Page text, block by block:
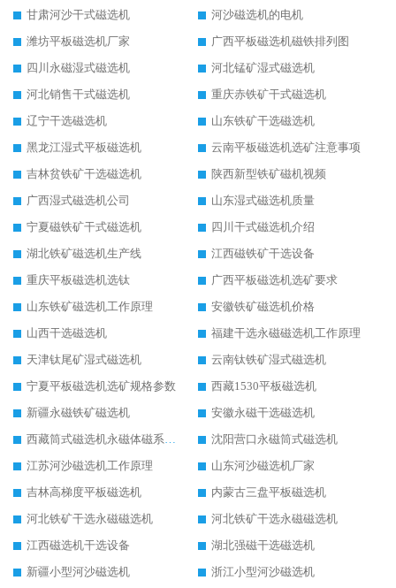
甘肃河沙干式磁选机
河沙磁选机的电机
潍坊平板磁选机厂家
广西平板磁选机磁铁排列图
四川永磁湿式磁选机
河北锰矿湿式磁选机
河北销售干式磁选机
重庆赤铁矿干式磁选机
辽宁干选磁选机
山东铁矿干选磁选机
黑龙江湿式平板磁选机
云南平板磁选机选矿注意事项
吉林贫铁矿干选磁选机
陕西新型铁矿磁机视频
广西湿式磁选机公司
山东湿式磁选机质量
宁夏磁铁矿干式磁选机
四川干式磁选机介绍
湖北铁矿磁选机生产线
江西磁铁矿干选设备
重庆平板磁选机选钛
广西平板磁选机选矿要求
山东铁矿磁选机工作原理
安徽铁矿磁选机价格
山西干选磁选机
福建干选永磁磁选机工作原理
天津钛尾矿湿式磁选机
云南钛铁矿湿式磁选机
宁夏平板磁选机选矿规格参数
西藏1530平板磁选机
新疆永磁铁矿磁选机
安徽永磁干选磁选机
西藏筒式磁选机永磁体磁系设计
沈阳营口永磁筒式磁选机
江苏河沙磁选机工作原理
山东河沙磁选机厂家
吉林高梯度平板磁选机
内蒙古三盘平板磁选机
河北铁矿干选永磁磁选机
河北铁矿干选永磁磁选机
江西磁选机干选设备
湖北强磁干选磁选机
新疆小型河沙磁选机
浙江小型河沙磁选机